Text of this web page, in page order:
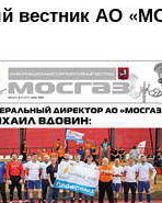
вестник АО